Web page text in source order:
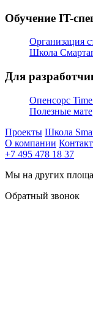
Обучение IT-
Организация
Школа
Для
Опенсорс
Полезные
Проекты Школа
О компании
+7 495 478 18 37
Мы на других
Обратный звонок